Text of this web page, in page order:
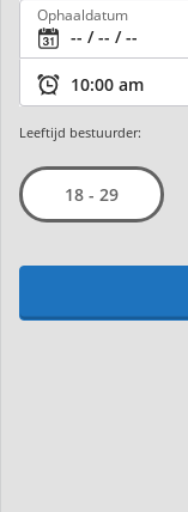
Ophaaldatum
Leeftijd bestuurder:
18 - 29